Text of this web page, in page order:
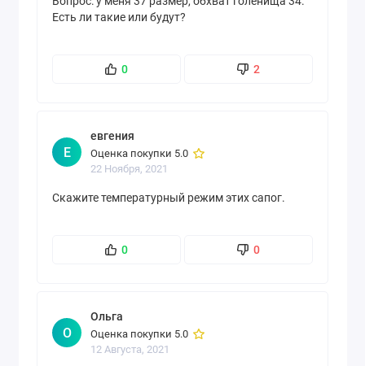
Есть ли такие или будут?
0 2
Е
евгения
Оценка покупки 5.0
22 Ноября, 2021
Скажите температурный режим этих сапог.
0 0
О
Ольга
Оценка покупки 5.0
12 Августа, 2021